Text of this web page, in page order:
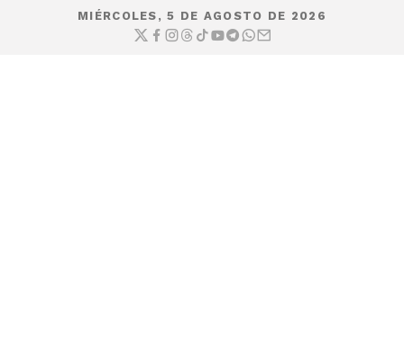
MIÉRCOLES, 5 DE AGOSTO DE 2026